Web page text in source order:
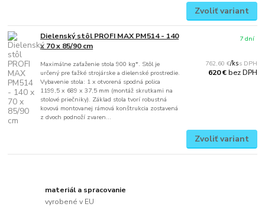
Zvoliť variant
Dielenský stôl PROFI MAX PM514 - 140
x 70 x 85/90 cm
Maximálne zaťaženie stola 900 kg*. Stôl je
určený pre ťažké strojárske a dielenské prostredie.
Vybavenie stola: 1 x otvorená spodná polica
1199,5 x 689 x 37,5 mm (montáž skrutkami na
stolové priečniky). Základ stola tvorí robustná
kovová montovanej rámová konštrukcia zostavená
z dvoch podnoží zvaren...
762,60 €/ks
620 €bez DPH
7 dní
Zvoliť variant
materiál a spracovanie
vyrobené v EU